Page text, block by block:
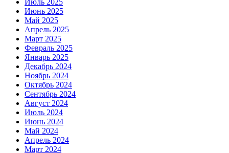
Июль 2025
Июнь 2025
Май 2025
Апрель 2025
Март 2025
Февраль 2025
Январь 2025
Декабрь 2024
Ноябрь 2024
Октябрь 2024
Сентябрь 2024
Август 2024
Июль 2024
Июнь 2024
Май 2024
Апрель 2024
Март 2024